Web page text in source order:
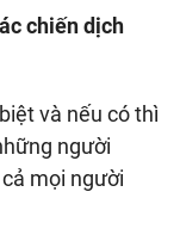
chiến dịch
và nếu có thì
người
mọi người